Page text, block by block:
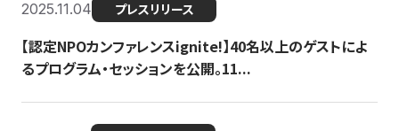
2025.11.04 プレスリリース
【認定NPOカンファレンスignite!】40名以上のゲストによ
るプログラム・セッションを公開。11...